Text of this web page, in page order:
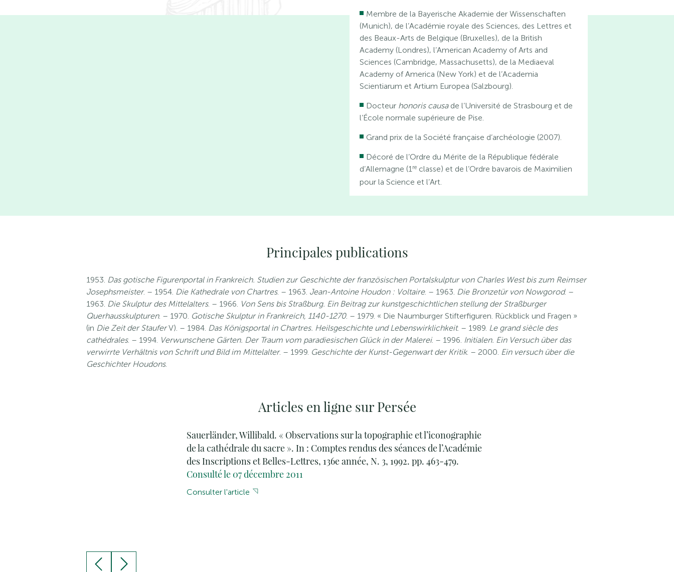
Membre de la Bayerische Akademie der Wissenschaften
(Munich), de l’Académie royale des Sciences, des Lettres et
des Beaux-Arts de Belgique (Bruxelles), de la British
Academy (Londres), l’American Academy of Arts and
Sciences (Cambridge, Massachusetts), de la Mediaeval
Academy of America (New York) et de l’Academia
Scientiarum et Artium Europea (Salzbourg).
Docteur honoris causade l’Université de Strasbourg et de
l’École normale supérieure de Pise.
Grand prix de la Société française d’archéologie (2007).
Décoré de l’Ordre du Mérite de la République fédérale
d’Allemagne (1re classe) et de l’Ordre bavarois de Maximilien
pour la Science et l’Art.
Principales publications
1953. Das gotische Figurenportal in Frankreich. Studien zur Geschichte der französischen Portalskulptur von Charles West bis zum Reimser
Josephsmeister. – 1954. Die Kathedrale von Chartres. – 1963. Jean-Antoine Houdon : Voltaire. – 1963. Die Bronzetür von Nowgorod. –
1963. Die Skulptur des Mittelalters. – 1966. Von Sens bis Straßburg. Ein Beitrag zur kunstgeschichtlichen stellung der Straßburger
Querhausskulpturen. – 1970. Gotische Skulptur in Frankreich, 1140-1270. – 1979. « Die Naumburger Stifterfiguren. Rückblick und Fragen »
(in Die Zeit der StauferV). – 1984. Das Königsportal in Chartres. Heilsgeschichte und Lebenswirklichkeit. – 1989. Le grand siècle des
cathédrales. – 1994. Verwunschene Gärten. Der Traum vom paradiesischen Glück in der Malerei. – 1996. Initialen. Ein Versuch über das
verwirrte Verhältnis von Schrift und Bild im Mittelalter. – 1999. Geschichte der Kunst-Gegenwart der Kritik. – 2000. Ein versuch über die
Geschichter Houdons.
Articles en ligne sur Persée
Sauerländer, Willibald. « Observations sur la topographie et l’iconographie
de la cathédrale du sacre ». In : Comptes rendus des séances de l’Académie
des Inscriptions et Belles-Lettres, 136e année, N. 3, 1992. pp. 463-479.
Consulté le 07 décembre 2011
Consulter l'article